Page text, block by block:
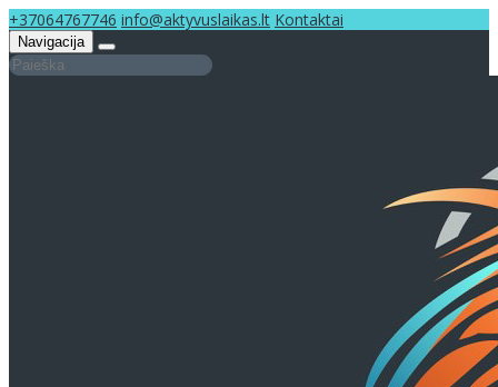
+37064767746 info@aktyvuslaikas.lt Kontaktai
Navigacija